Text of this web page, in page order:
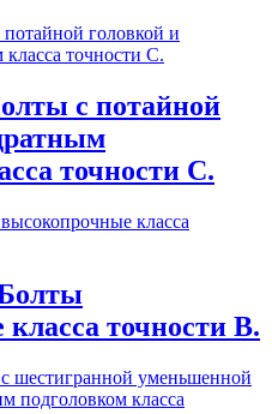
с потайной
точности С.
точности В.